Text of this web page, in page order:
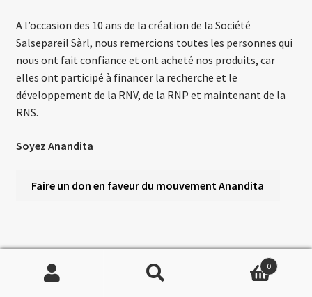
A l’occasion des 10 ans de la création de la Société
Salsepareil Sàrl, nous remercions toutes les personnes qui
nous ont fait confiance et ont acheté nos produits, car
elles ont participé à financer la recherche et le
développement de la RNV, de la RNP et maintenant de la
RNS.
Soyez Anandita
Faire un don en faveur du mouvement Anandita
Recherche
0